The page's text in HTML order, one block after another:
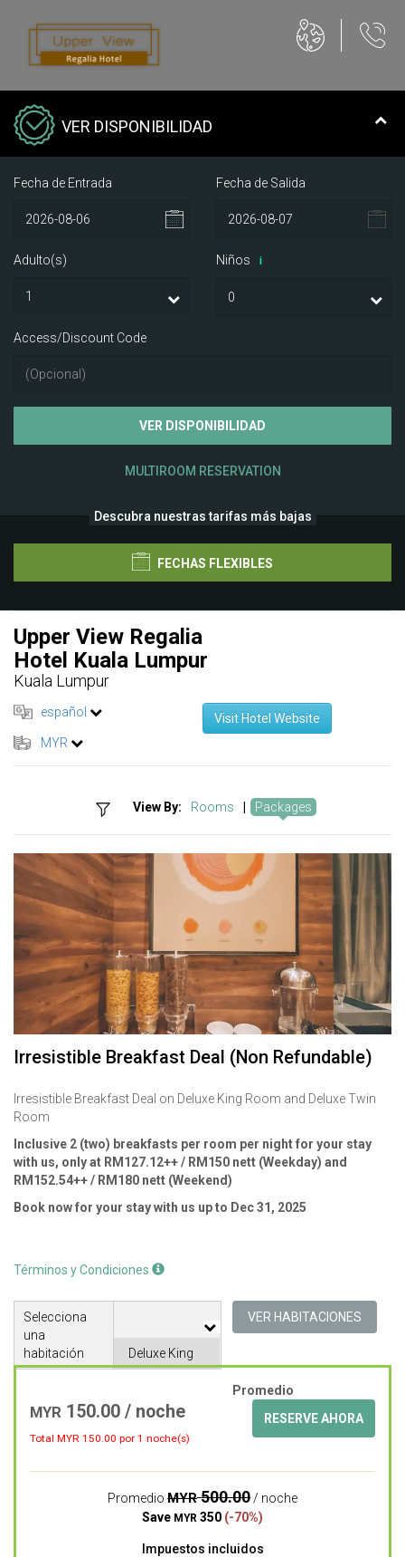
VER DISPONIBILIDAD
Fecha de Entrada Fecha de Salida
Adulto(s) Niños i
Access/Discount Code
VER DISPONIBILIDAD
MULTIROOM RESERVATION
Descubra nuestras tarifas más bajas
FECHAS FLEXIBLES
Upper View Regalia
Hotel Kuala Lumpur
Kuala Lumpur
Visit Hotel Website
español
MYR
View By: Rooms Packages
Irresistible Breakfast Deal (Non Refundable)
Irresistible Breakfast Deal on Deluxe King Room and Deluxe Twin
Room
Inclusive 2 (two) breakfasts per room per night for your stay
with us, only at RM127.12++ / RM150 nett (Weekday) and
RM152.54++ / RM180 nett (Weekend)
Book now for your stay with us up to Dec 31, 2025
Términos y Condiciones
Selecciona
una
habitación
VER HABITACIONES
Promedio
MYR 150.00 / noche
Total MYR 150.00 por 1 noche(s)
RESERVE AHORA
Promedio MYR500.00 / noche
Save MYR 350 (-70%)
Impuestos incluidos